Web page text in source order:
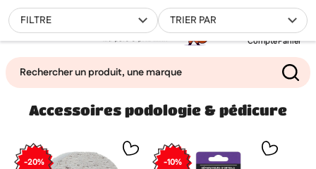
Compte
0
Panier
Filtrer
Mes favoris
TRIER PAR
FILTRE
Accessoires podologie & pédicure
-20% -10%